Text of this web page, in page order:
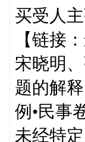
买受人
【链接
宋晓明
题的解
例•民事
未经特